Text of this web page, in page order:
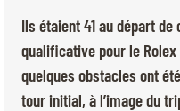
DÉPARTS & RÉSULTATS
BILLETTERIE
MÉDIAS
Jeudi, 17
Ils étaient 41 au départ de
qualificative pour le
quelques obstacles ont
tour initial, à l’image du